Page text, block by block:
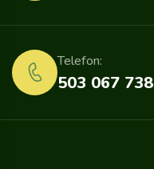
503 067 738
Telefon: